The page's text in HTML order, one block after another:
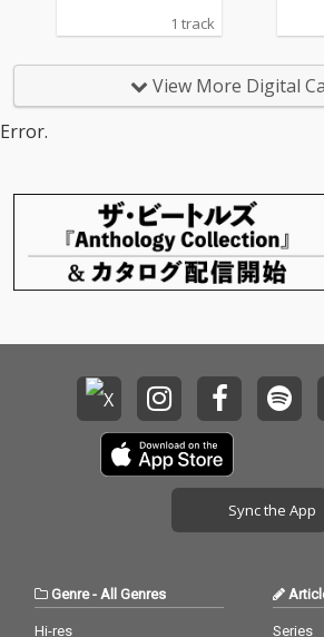
1 track
View More Digital
Error.
Sync the App
Genre- All Genres
Hi-res
Series